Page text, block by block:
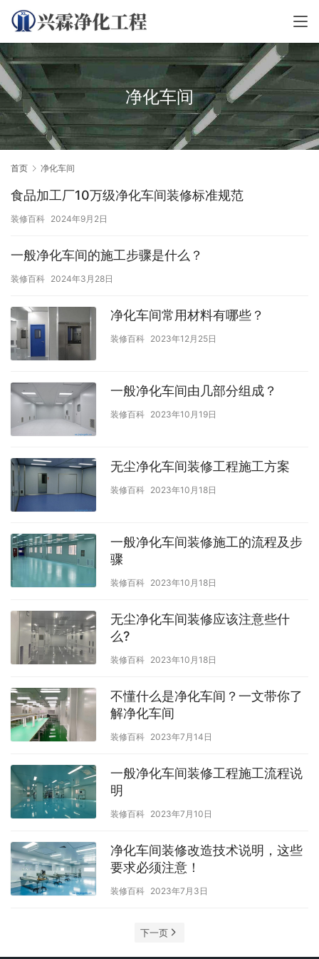
净化车间
首页 净化车间
食品加工厂10万级净化车间装修标准规范
装修百科 2024年9月2日
一般净化车间的施工步骤是什么？
装修百科 2024年3月28日
净化车间常用材料有哪些？
装修百科 2023年12月25日
一般净化车间由几部分组成？
装修百科 2023年10月19日
无尘净化车间装修工程施工方案
装修百科 2023年10月18日
一般净化车间装修施工的流程及步
骤
装修百科 2023年10月18日
无尘净化车间装修应该注意些什
么?
装修百科 2023年10月18日
不懂什么是净化车间？一文带你了
解净化车间
装修百科 2023年7月14日
一般净化车间装修工程施工流程说
明
装修百科 2023年7月10日
净化车间装修改造技术说明，这些
要求必须注意！
装修百科 2023年7月3日
下一页